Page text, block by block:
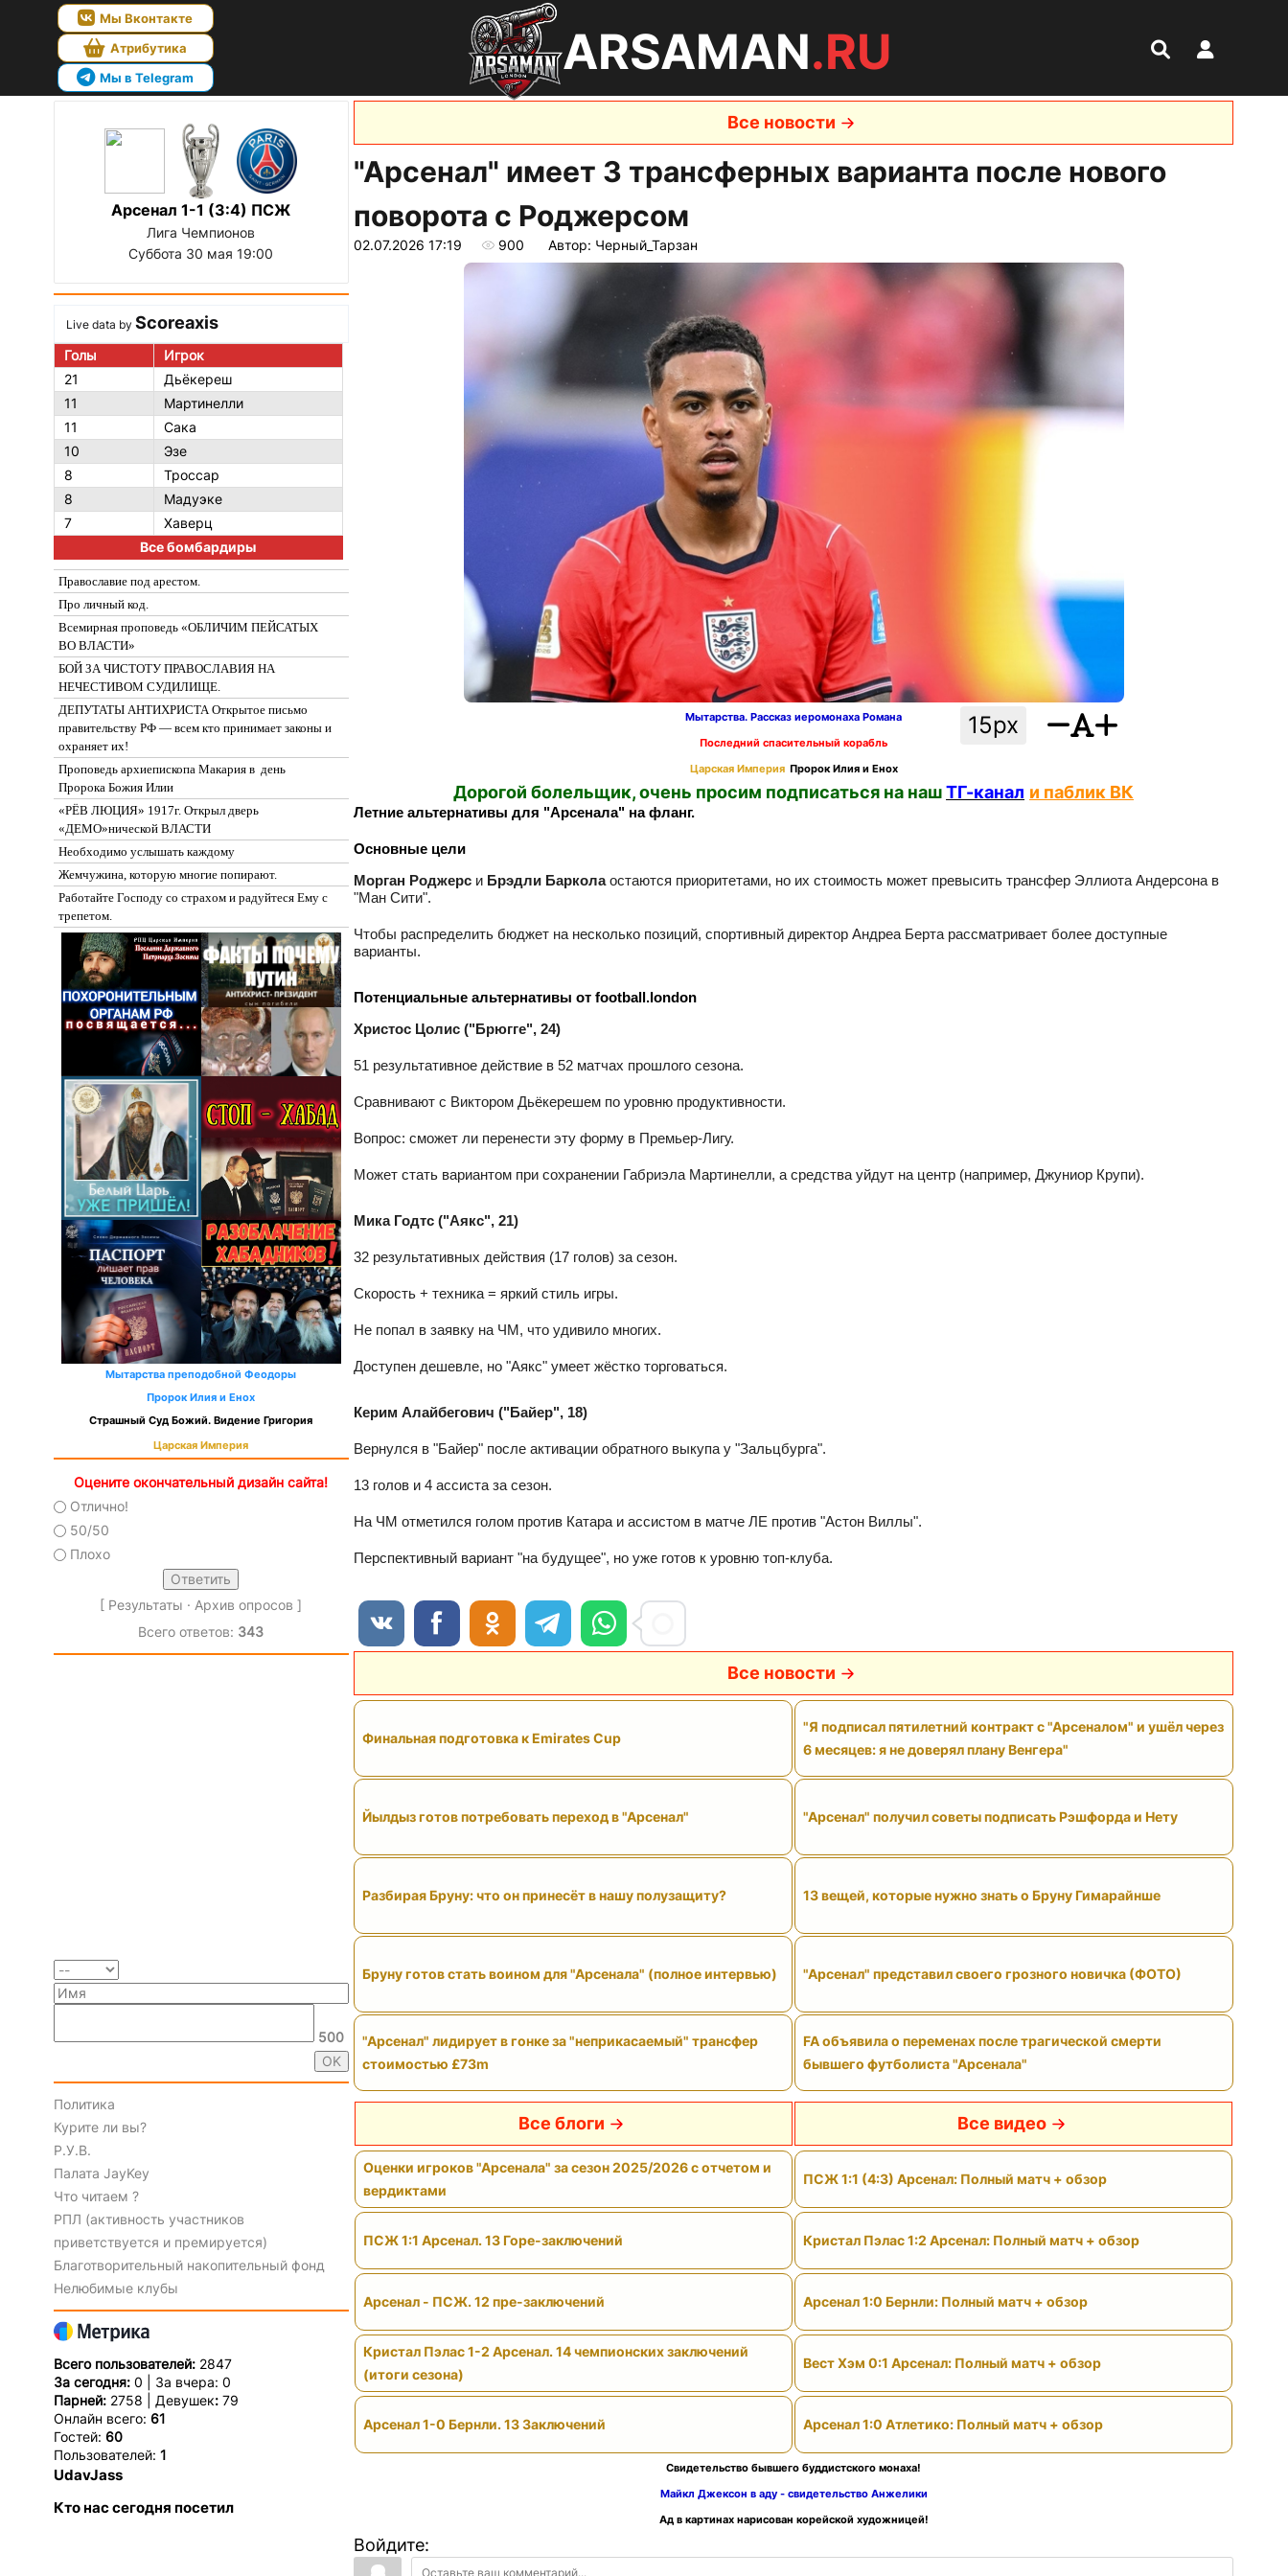
Мы Вконтакте
Атрибутика
Мы в Telegram
ARSAMAN.RU
Арсенал 1-1 (3:4) ПСЖ
Лига Чемпионов
Суббота 30 мая 19:00
Live data by Scoreaxis
Голы
Игрок
21
Дьёкереш
11
Мартинелли
11
Сака
10
Эзе
8
Троссар
8
Мадуэке
7
Хаверц
Все бомбардиры
Православие под арестом.
Про личный код.
Всемирная проповедь «ОБЛИЧИМ ПЕЙСАТЫХ
ВО ВЛАСТИ»
БОЙ ЗА ЧИСТОТУ ПРАВОСЛАВИЯ НА
НЕЧЕСТИВОМ СУДИЛИЩЕ.
ДЕПУТАТЫ АНТИХРИСТА Открытое письмо
правительству РФ — всем кто принимает законы и
охраняет их!
Проповедь архиепископа Макария в день
Пророка Божия Илии
«РЁВ ЛЮЦИЯ» 1917г. Открыл дверь
«ДЕМО»нической ВЛАСТИ
Необходимо услышать каждому
Жемчужина, которую многие попирают.
Работайте Господу со страхом и радуйтеся Ему с
трепетом.
Мытарства преподобной Феодоры
Пророк Илия и Енох
Страшный Суд Божий. Видение Григория
Царская Империя
Оцените окончательный дизайн сайта!
Отлично!
50/50
Плохо
[ Результаты · Архив опросов ]
Всего ответов: 343
500
Политика
Курите ли вы?
Р.У.В.
Палата JayKey
Что читаем ?
РПЛ (активность участников
приветствуется и премируется)
Благотворительный накопительный фонд
Нелюбимые клубы
Всего пользователей: 2847
За сегодня: 0 | За вчера: 0
Парней: 2758 | Девушек:79
Онлайн всего: 61
Гостей: 60
Пользователей: 1
UdavJass
Кто нас сегодня посетил
Все новости
"Арсенал" имеет 3 трансферных варианта после нового
поворота с Роджерсом
02.07.2026 17:19 900 Автор: Черный_Тарзан
15px
Мытарства. Рассказ иеромонаха Романа
Последний спасительный корабль
Царская Империя Пророк Илия и Енох
Дорогой болельщик, очень просим подписаться на нашТГ-канал и паблик ВК
Летние альтернативы для "Арсенала" на фланг.
Основные цели
Морган Роджерси Брэдли Барколаостаются приоритетами, но их стоимость может превысить трансфер Эллиота Андерсона в
"Ман Сити".
Чтобы распределить бюджет на несколько позиций, спортивный директор Андреа Берта рассматривает более доступные
варианты.
Потенциальные альтернативы от football.london
Христос Цолис ("Брюгге", 24)
51 результативное действие в 52 матчах прошлого сезона.
Сравнивают с Виктором Дьёкерешем по уровню продуктивности.
Вопрос: сможет ли перенести эту форму в Премьер‑Лигу.
Может стать вариантом при сохранении Габриэла Мартинелли, а средства уйдут на центр (например, Джуниор Крупи).
Мика Годтс ("Аякс", 21)
32 результативных действия (17 голов) за сезон.
Скорость + техника = яркий стиль игры.
Не попал в заявку на ЧМ, что удивило многих.
Доступен дешевле, но "Аякс" умеет жёстко торговаться.
Керим Алайбегович ("Байер", 18)
Вернулся в "Байер" после активации обратного выкупа у "Зальцбурга".
13 голов и 4 ассиста за сезон.
На ЧМ отметился голом против Катара и ассистом в матче ЛЕ против "Астон Виллы".
Перспективный вариант "на будущее", но уже готов к уровню топ‑клуба.
Все новости
Финальная подготовка к Emirates Cup
"Я подписал пятилетний контракт с "Арсеналом" и ушёл через
6 месяцев: я не доверял плану Венгера"
Йылдыз готов потребовать переход в "Арсенал" "Арсенал" получил советы подписать Рэшфорда и Нету
Разбирая Бруну: что он принесёт в нашу полузащиту? 13 вещей, которые нужно знать о Бруну Гимарайнше
Бруну готов стать воином для "Арсенала" (полное интервью) "Арсенал" представил своего грозного новичка (ФОТО)
"Арсенал" лидирует в гонке за "неприкасаемый" трансфер
стоимостью £73m
FA объявила о переменах после трагической смерти
бывшего футболиста "Арсенала"
Все блоги
Оценки игроков "Арсенала" за сезон 2025/2026 с отчетом и
вердиктами
ПСЖ 1:1 Арсенал. 13 Горе-заключений
Арсенал - ПСЖ. 12 пре-заключений
Кристал Пэлас 1-2 Арсенал. 14 чемпионских заключений
(итоги сезона)
Арсенал 1-0 Бернли. 13 Заключений
Все видео
ПСЖ 1:1 (4:3) Арсенал: Полный матч + обзор
Кристал Пэлас 1:2 Арсенал: Полный матч + обзор
Арсенал 1:0 Бернли: Полный матч + обзор
Вест Хэм 0:1 Арсенал: Полный матч + обзор
Арсенал 1:0 Атлетико: Полный матч + обзор
Свидетельство бывшего буддистского монаха!
Майкл Джексон в аду - свидетельство Анжелики
Ад в картинах нарисован корейской художницей!
Войдите: